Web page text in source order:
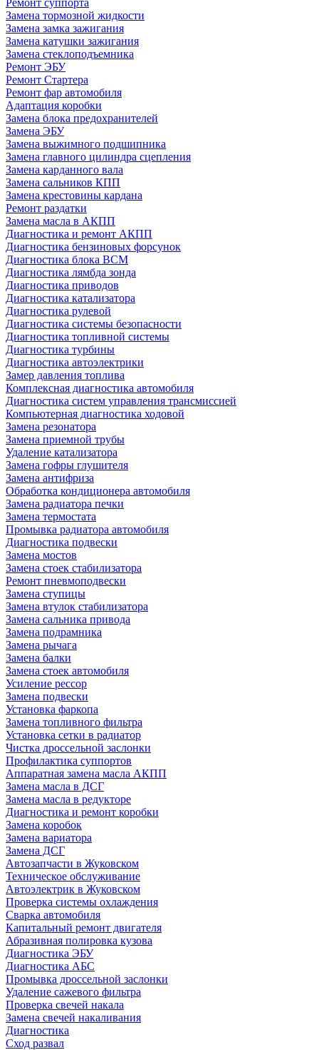
Замена тормозной жидкости
Замена замка зажигания
Замена катушки зажигания
Замена стеклоподъемника
Ремонт ЭБУ
Ремонт Стартера
Ремонт фар автомобиля
Адаптация коробки
Замена блока предохранителей
Замена ЭБУ
Замена выжимного подшипника
Замена главного цилиндра сцепления
Замена карданного вала
Замена сальников КПП
Замена крестовины кардана
Ремонт раздатки
Замена масла в АКПП
Диагностика и ремонт АКПП
Диагностика бензиновых форсунок
Диагностика блока BCM
Диагностика лямбда зонда
Диагностика приводов
Диагностика катализатора
Диагностика рулевой
Диагностика системы безопасности
Диагностика топливной системы
Диагностика турбины
Диагностика автоэлектрики
Замер давления топлива
Комплексная диагностика автомобиля
Диагностика систем управления трансмиссией
Компьютерная диагностика ходовой
Замена резонатора
Замена приемной трубы
Удаление катализатора
Замена гофры глушителя
Замена антифриза
Обработка кондиционера автомобиля
Замена радиатора печки
Замена термостата
Промывка радиатора автомобиля
Диагностика подвески
Замена мостов
Замена стоек стабилизатора
Ремонт пневмоподвески
Замена ступицы
Замена втулок стабилизатора
Замена сальника привода
Замена подрамника
Замена рычага
Замена балки
Замена стоек автомобиля
Усиление рессор
Замена подвески
Установка фаркопа
Замена топливного фильтра
Установка сетки в радиатор
Чистка дроссельной заслонки
Профилактика суппортов
Аппаратная замена масла АКПП
Замена масла в ДСГ
Замена масла в редукторе
Диагностика и ремонт коробки
Замена коробок
Замена вариатора
Замена ДСГ
Автозапчасти в Жуковском
Техническое обслуживание
Автоэлектрик в Жуковском
Проверка системы охлаждения
Сварка автомобиля
Капитальный ремонт двигателя
Абразивная полировка кузова
Диагностика ЭБУ
Диагностика АБС
Промывка дроссельной заслонки
Удаление сажевого фильтра
Проверка свечей накала
Замена свечей накаливания
Диагностика
Сход развал